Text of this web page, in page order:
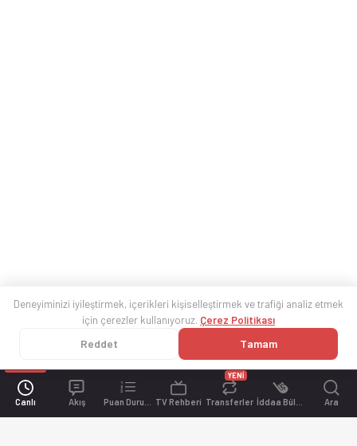
Canlı Akış TV Rehberi Transferler
YENİ
Ara
Deneyiminizi iyileştirmek, içerikleri kişiselleştirmek ve trafiği analiz etmek
için çerezler kullanıyoruz. Çerez Politikası
Reddet Tamam